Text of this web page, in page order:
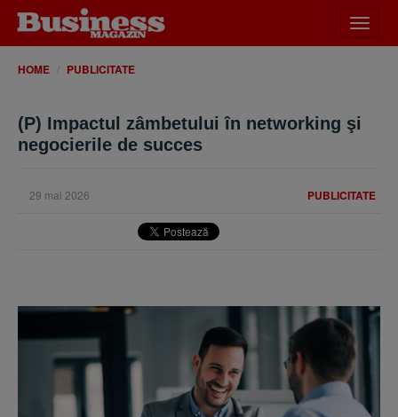
meniu
HOME PUBLICITATE
(P) Impactul zâmbetului în networking şi
negocierile de succes
PUBLICITATE
29 mai 2026